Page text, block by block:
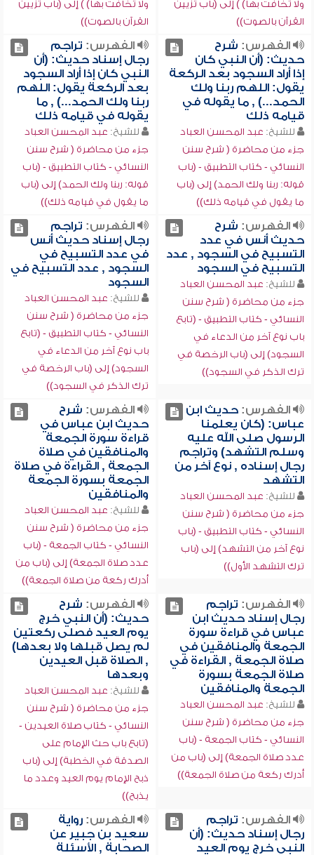
ولا تخافت بها) ) إلى (باب تزيين
القرآن بالصوت))
ولا تخافت بها) ) إلى (باب تزيين
القرآن بالصوت))
الفهرس: شرح
حديث: (أن النبي كان
إذا أراد السجود بعد الركعة
يقول: اللهم ربنا ولك
الحمد...) , ما يقوله في
قيامه ذلك
للشيخ: عبد المحسن العباد
جزء من محاضرة ( شرح سنن
النسائي - كتاب التطبيق - (باب
قوله: ربنا ولك الحمد) إلى (باب
ما يقول في قيامه ذلك))
الفهرس: تراجم
رجال إسناد حديث: (أن
النبي كان إذا أراد السجود
بعد الركعة يقول: اللهم
ربنا ولك الحمد...) , ما
يقوله في قيامه ذلك
للشيخ: عبد المحسن العباد
جزء من محاضرة ( شرح سنن
النسائي - كتاب التطبيق - (باب
قوله: ربنا ولك الحمد) إلى (باب
ما يقول في قيامه ذلك))
الفهرس: شرح
حديث أنس في عدد
التسبيح في السجود , عدد
التسبيح في السجود
للشيخ: عبد المحسن العباد
جزء من محاضرة ( شرح سنن
النسائي - كتاب التطبيق - (تابع
باب نوع آخر من الدعاء في
السجود) إلى (باب الرخصة في
ترك الذكر في السجود))
الفهرس: تراجم
رجال إسناد حديث أنس
في عدد التسبيح في
السجود , عدد التسبيح في
السجود
للشيخ: عبد المحسن العباد
جزء من محاضرة ( شرح سنن
النسائي - كتاب التطبيق - (تابع
باب نوع آخر من الدعاء في
السجود) إلى (باب الرخصة في
ترك الذكر في السجود))
الفهرس:حديث ابن
عباس: (كان يعلمنا
الرسول صلى الله عليه
وسلم التشهد) وتراجم
رجال إسناده , نوع آخر من
التشهد
للشيخ: عبد المحسن العباد
جزء من محاضرة ( شرح سنن
النسائي - كتاب التطبيق - (باب
نوع آخر من التشهد) إلى (باب
ترك التشهد الأول))
الفهرس: شرح
حديث ابن عباس في
قراءة سورة الجمعة
والمنافقين في صلاة
الجمعة , القراءة في صلاة
الجمعة بسورة الجمعة
والمنافقين
للشيخ: عبد المحسن العباد
جزء من محاضرة ( شرح سنن
النسائي - كتاب الجمعة - (باب
عدد صلاة الجمعة) إلى (باب من
أدرك ركعة من صلاة الجمعة))
الفهرس: تراجم
رجال إسناد حديث ابن
عباس في قراءة سورة
الجمعة والمنافقين في
صلاة الجمعة , القراءة في
صلاة الجمعة بسورة
الجمعة والمنافقين
للشيخ: عبد المحسن العباد
جزء من محاضرة ( شرح سنن
النسائي - كتاب الجمعة - (باب
عدد صلاة الجمعة) إلى (باب من
أدرك ركعة من صلاة الجمعة))
الفهرس: شرح
حديث: (أن النبي خرج
يوم العيد فصلى ركعتين
لم يصل قبلها ولا بعدها)
, الصلاة قبل العيدين
وبعدها
للشيخ: عبد المحسن العباد
جزء من محاضرة ( شرح سنن
النسائي - كتاب صلاة العيدين -
(تابع باب حث الإمام على
الصدقة في الخطبة) إلى (باب
ذبح الإمام يوم العيد وعدد ما
يذبح))
الفهرس: تراجم
رجال إسناد حديث: (أن
النبي خرج يوم العيد
الفهرس:رواية
سعيد بن جبير عن
الصحابة , الأسئلة